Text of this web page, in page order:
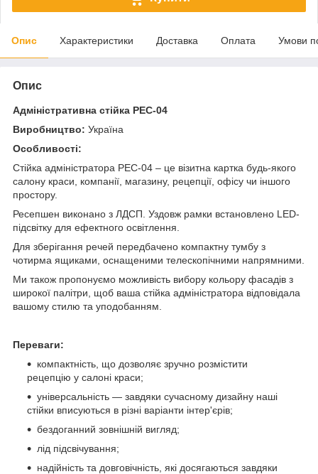
Опис Характеристики Доставка Оплата Умови
Опис
Адміністративна стійка PEC-04
Виробництво: Україна
Особливості:
Стійка адміністратора PEC-04 – це візитна картка будь-якого
салону краси, компанії, магазину, рецепції, офісу чи іншого
простору.
Ресепшен виконано з ЛДСП. Уздовж рамки встановлено LED-
підсвітку для ефектного освітлення.
Для зберігання речей передбачено компактну тумбу з
чотирма ящиками, оснащеними телескопічними напрямними.
Ми також пропонуємо можливість вибору кольору фасадів з
широкої палітри, щоб ваша стійка адміністратора відповідала
вашому стилю та уподобанням.
Переваги:
компактність, що дозволяє зручно розмістити
рецепцію у салоні краси;
універсальність — завдяки сучасному дизайну наші
стійки вписуються в різні варіанти інтер'єрів;
бездоганний зовнішній вигляд;
лід підсвічування;
надійність та довговічність, які досягаються завдяки